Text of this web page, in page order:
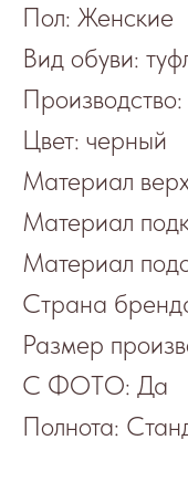
Пол: Женские
Вид обуви:
Цвет: черный
Материал
Материал
Материал
Страна
Размер
С ФОТО: Да
Полнота: